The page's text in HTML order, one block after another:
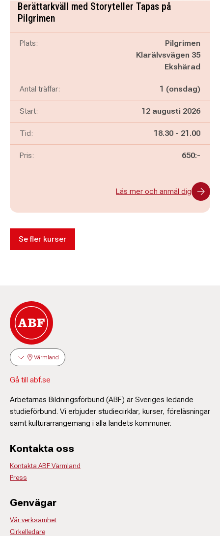
Berättarkväll med Storyteller Tapas på
Pilgrimen
Plats:
Pilgrimen
Klarälvsvägen 35
Ekshärad
Antal träffar: 1 (onsdag)
Start: 12 augusti 2026
Tid: Pågår mellan
18.30 - och
21.00
Pris: 650:-
Läs mer och anmäl dig
Se fler kurser
Värmland
Gå till abf.se
Arbetarnas Bildningsförbund (ABF) är Sveriges ledande
studieförbund. Vi erbjuder studiecirklar, kurser, föreläsningar
samt kulturarrangemang i alla landets kommuner.
Kontakta oss
Kontakta ABF Värmland
Press
Genvägar
Vår verksamhet
Cirkelledare